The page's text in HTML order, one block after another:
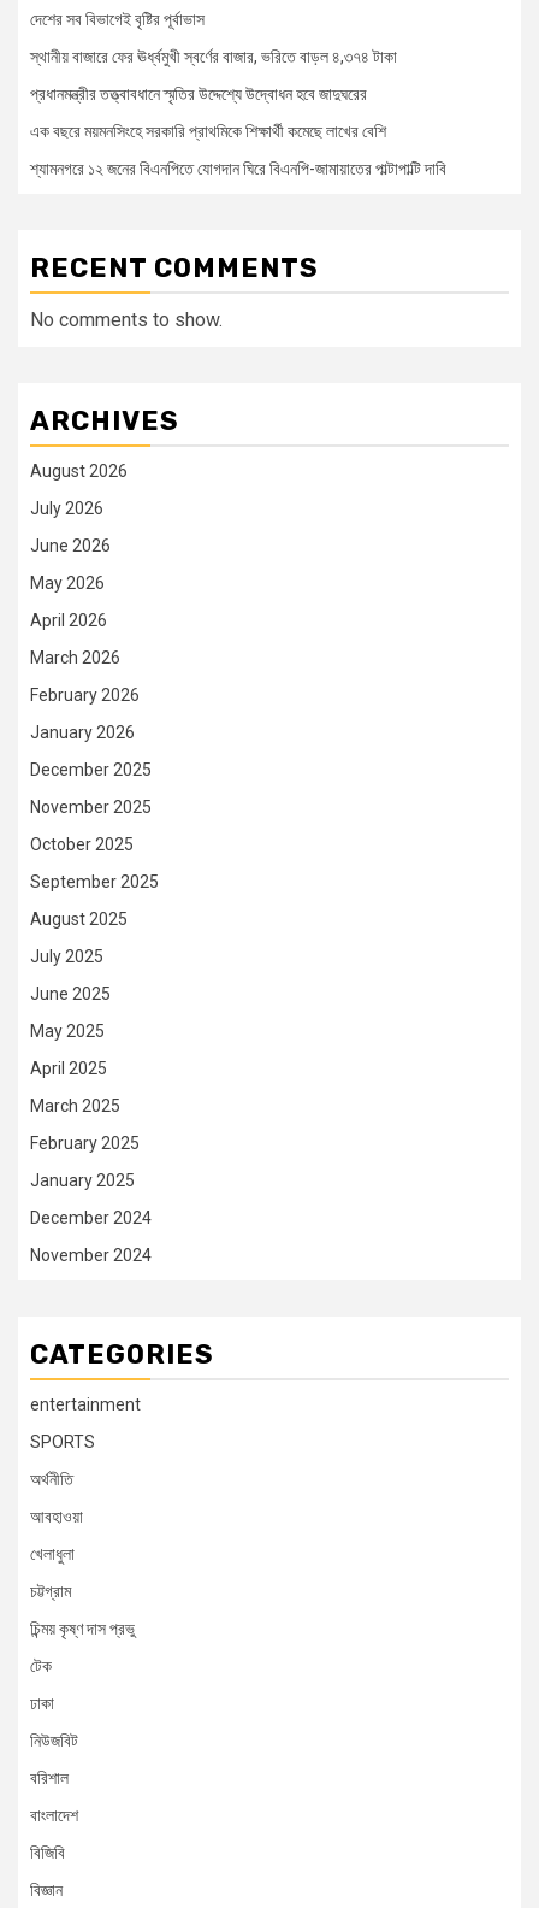
দেশের সব বিভাগেই বৃষ্টির পূর্বাভাস
স্থানীয় বাজারে ফের ঊর্ধ্বমুখী স্বর্ণের বাজার, ভরিতে বাড়ল ৪,৩৭৪ টাকা
প্রধানমন্ত্রীর তত্ত্বাবধানে স্মৃতির উদ্দেশ্যে উদ্বোধন হবে জাদুঘরের
এক বছরে ময়মনসিংহে সরকারি প্রাথমিকে শিক্ষার্থী কমেছে লাখের বেশি
শ্যামনগরে ১২ জনের বিএনপিতে যোগদান ঘিরে বিএনপি-জামায়াতের পাল্টাপাল্টি দাবি
RECENT COMMENTS
No comments to show.
ARCHIVES
August 2026
July 2026
June 2026
May 2026
April 2026
March 2026
February 2026
January 2026
December 2025
November 2025
October 2025
September 2025
August 2025
July 2025
June 2025
May 2025
April 2025
March 2025
February 2025
January 2025
December 2024
November 2024
CATEGORIES
entertainment
SPORTS
অর্থনীতি
আবহাওয়া
খেলাধুলা
চট্টগ্রাম
চিন্ময় কৃষ্ণ দাস প্রভু
টেক
ঢাকা
নিউজবিট
বরিশাল
বাংলাদেশ
বিজিবি
বিজ্ঞান